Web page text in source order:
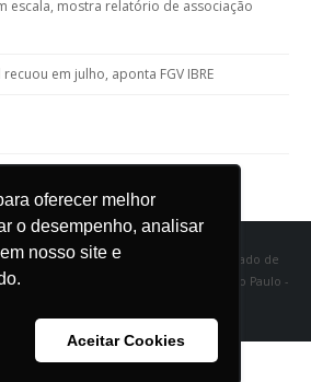
oferecer melhor
o desempenho, analisar
nosso site e
Aceitar Cookies
escala, mostra relatório de associação
em julho, aponta FGV IBRE
Indústrias de Fiação e Tecelagem do Estado de
968 - Vila Buarque - Cep 01223-000 - São Paulo -